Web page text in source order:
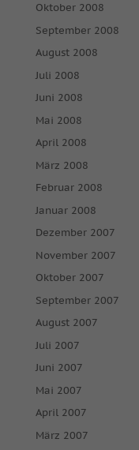
Oktober 2008
September 2008
August 2008
Juli 2008
Juni 2008
Mai 2008
April 2008
März 2008
Februar 2008
Januar 2008
Dezember 2007
November 2007
Oktober 2007
September 2007
August 2007
Juli 2007
Juni 2007
Mai 2007
April 2007
März 2007